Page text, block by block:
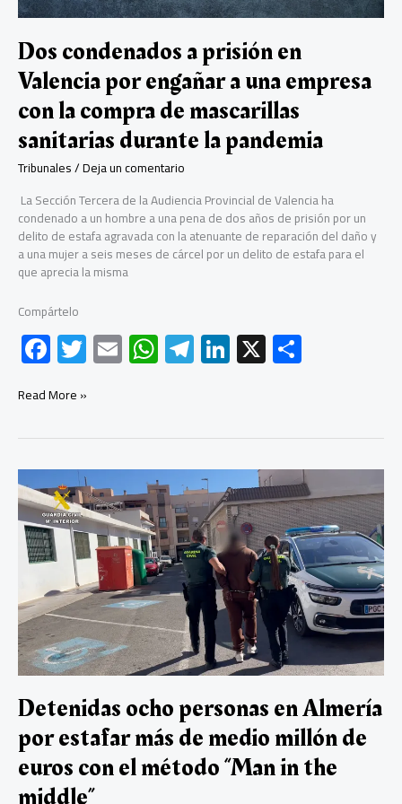
conseguían
sus
datos
gracias
a
un
Lograron
estafar
euros.
Dos condenados a prisión en
Valencia por engañar a una empresa
con la compra de mascarillas
sanitarias durante la pandemia
Tribunales/Deja un comentario
La Sección Tercera de la Audiencia Provincial de Valencia ha
condenado a un hombre a una pena de dos años de prisión por un
delito de estafa agravada con la atenuante de reparación del daño y
a una mujer a seis meses de cárcel por un delito de estafa para el
que aprecia la misma
Compártelo
F
ac
e
b
o
ok
T
wi
er
E
m
W
h
s
A
p
p
Te
le
a
m
Li
nk
dI
n
X
p
ar
tir
Dos
en
Valencia
por
engañar
una
la
compra
de
mascarillas
sanitarias
durante
la
pandemia
Read More »
Detenidas ocho personas en Almería
por estafar más de medio millón de
euros con el método “Man in the